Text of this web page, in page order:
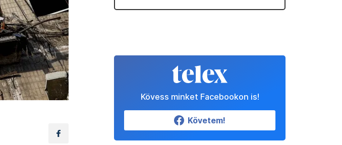
Kövess minket Facebookon is!
Követem!